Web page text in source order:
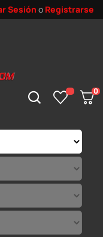
Sesión o Registrarse
0